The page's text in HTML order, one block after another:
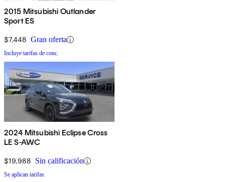
2015 Mitsubishi Outlander
Sport ES
$7,448 Gran oferta
Incluye tarifas de conc.
2024 Mitsubishi Eclipse Cross
LE S-AWC
$19,988 Sin calificación
Se aplican tarifas